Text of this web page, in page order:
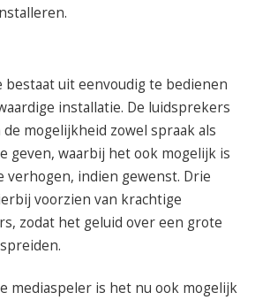
bestaat uit eenvoudig te bedienen
installatie. De luidsprekers
mogelijkheid zowel spraak als
geven, waarbij het ook mogelijk is
verhogen, indien gewenst. Drie
voorzien van krachtige
zodat het geluid over een grote
mediaspeler is het nu ook mogelijk